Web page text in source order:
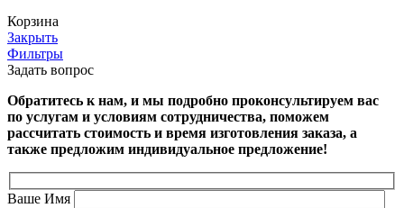
Корзина
Закрыть
Фильтры
Задать вопрос
Обратитесь к нам, и мы подробно проконсультируем вас
по услугам и условиям сотрудничества, поможем
рассчитать стоимость и время изготовления заказа, а
также предложим индивидуальное предложение!
Ваше Имя